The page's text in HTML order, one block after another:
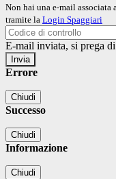
Non hai una e-mail associata
tramite la Login Spaggiari
E-mail inviata, si prega
Errore
Chiudi
Successo
Chiudi
Informazione
Chiudi